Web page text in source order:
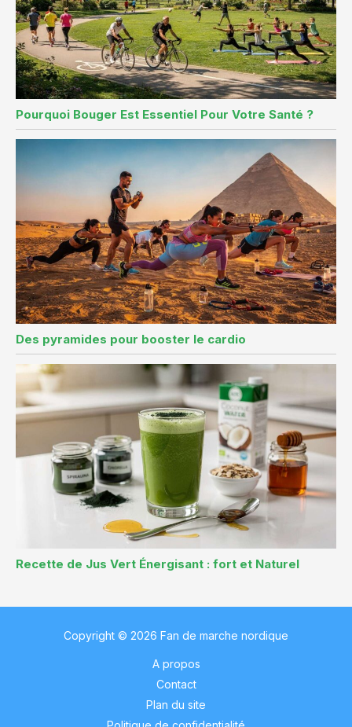
Pourquoi Bouger Est Essentiel Pour Votre Santé ?
Des pyramides pour booster le cardio
Recette de Jus Vert Énergisant : fort et Naturel
Copyright © 2026 Fan de marche nordique
A propos
Contact
Plan du site